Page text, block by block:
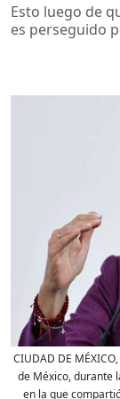
Esto luego de
es perseguido
CIUDAD DE
de México, durante
en la que